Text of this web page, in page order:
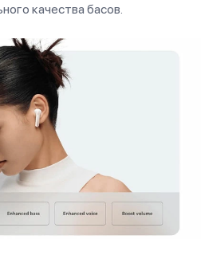
качества басов.